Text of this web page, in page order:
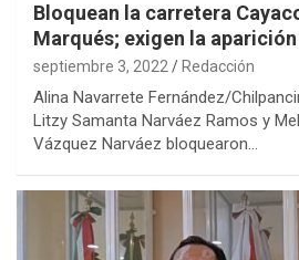
Bloquean la carretera
Marqués; exigen la
septiembre 3, 2022 Redacción
Alina Navarrete Fernández/
Litzy Samanta Narváez Ramos y
Vázquez Narváez bloquearon…